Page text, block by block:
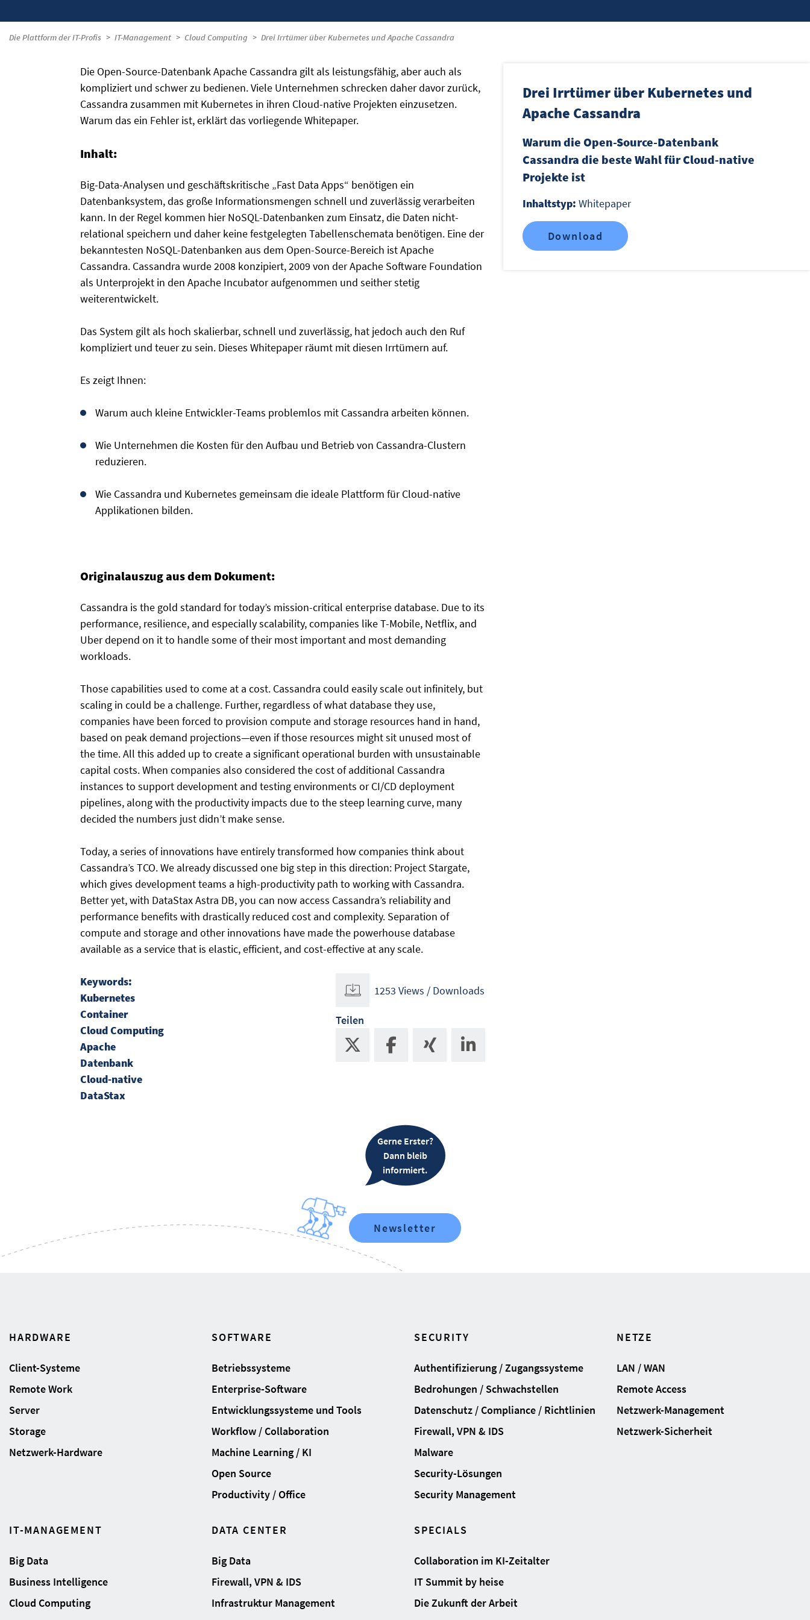
Die Plattform der IT-Profis IT-Management Cloud Computing Drei Irrtümer über Kubernetes und Apache Cassandra
Die Open-Source-Datenbank Apache Cassandra gilt als leistungsfähig, aber auch als
kompliziert und schwer zu bedienen. Viele Unternehmen schrecken daher davor zurück,
Cassandra zusammen mit Kubernetes in ihren Cloud-native Projekten einzusetzen.
Warum das ein Fehler ist, erklärt das vorliegende Whitepaper.
Inhalt:
Big-Data-Analysen und geschäftskritische „Fast Data Apps“ benötigen ein
Datenbanksystem, das große Informationsmengen schnell und zuverlässig verarbeiten
kann. In der Regel kommen hier NoSQL-Datenbanken zum Einsatz, die Daten nicht-
relational speichern und daher keine festgelegten Tabellenschemata benötigen. Eine der
bekanntesten NoSQL-Datenbanken aus dem Open-Source-Bereich ist Apache
Cassandra. Cassandra wurde 2008 konzipiert, 2009 von der Apache Software Foundation
als Unterprojekt in den Apache Incubator aufgenommen und seither stetig
weiterentwickelt.
Das System gilt als hoch skalierbar, schnell und zuverlässig, hat jedoch auch den Ruf
kompliziert und teuer zu sein. Dieses Whitepaper räumt mit diesen Irrtümern auf.
Es zeigt Ihnen:
Warum auch kleine Entwickler-Teams problemlos mit Cassandra arbeiten können.
Wie Unternehmen die Kosten für den Aufbau und Betrieb von Cassandra-Clustern
reduzieren.
Wie Cassandra und Kubernetes gemeinsam die ideale Plattform für Cloud-native
Applikationen bilden.
Originalauszug aus dem Dokument:
Cassandra is the gold standard for today’s mission-critical enterprise database. Due to its
performance, resilience, and especially scalability, companies like T-Mobile, Netflix, and
Uber depend on it to handle some of their most important and most demanding
workloads.
Those capabilities used to come at a cost. Cassandra could easily scale out infinitely, but
scaling in could be a challenge. Further, regardless of what database they use,
companies have been forced to provision compute and storage resources hand in hand,
based on peak demand projections—even if those resources might sit unused most of
the time. All this added up to create a significant operational burden with unsustainable
capital costs. When companies also considered the cost of additional Cassandra
instances to support development and testing environments or CI/CD deployment
pipelines, along with the productivity impacts due to the steep learning curve, many
decided the numbers just didn’t make sense.
Today, a series of innovations have entirely transformed how companies think about
Cassandra’s TCO. We already discussed one big step in this direction: Project Stargate,
which gives development teams a high-productivity path to working with Cassandra.
Better yet, with DataStax Astra DB, you can now access Cassandra’s reliability and
performance benefits with drastically reduced cost and complexity. Separation of
compute and storage and other innovations have made the powerhouse database
available as a service that is elastic, efficient, and cost-effective at any scale.
Keywords:
Kubernetes
Container
Cloud Computing
Apache
Datenbank
Cloud-native
DataStax
1253 Views / Downloads
Teilen
Drei Irrtümer über Kubernetes und
Apache Cassandra
Warum die Open-Source-Datenbank
Cassandra die beste Wahl für Cloud-native
Projekte ist
Inhaltstyp:Whitepaper
Download
Gerne Erster?
Dann bleib
informiert.
Newsletter
HARDWARE
Client-Systeme
Remote Work
Server
Storage
Netzwerk-Hardware
SOFTWARE
Betriebssysteme
Enterprise-Software
Entwicklungssysteme und Tools
Workflow / Collaboration
Machine Learning / KI
Open Source
Productivity / Office
SECURITY
Authentifizierung / Zugangssysteme
Bedrohungen / Schwachstellen
Datenschutz / Compliance / Richtlinien
Firewall, VPN & IDS
Malware
Security-Lösungen
Security Management
NETZE
LAN / WAN
Remote Access
Netzwerk-Management
Netzwerk-Sicherheit
IT-MANAGEMENT
Big Data
Business Intelligence
Cloud Computing
DATA CENTER
Big Data
Firewall, VPN & IDS
Infrastruktur Management
SPECIALS
Collaboration im KI-Zeitalter
IT Summit by heise
Die Zukunft der Arbeit